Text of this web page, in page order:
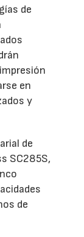
de
en
y
de
SC285S,
de